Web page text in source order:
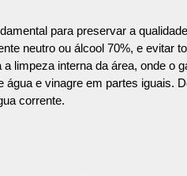
para preservar a
neutro ou álcool 70%, e evitar
limpeza interna da área, onde o
e vinagre em partes iguais.
corrente.